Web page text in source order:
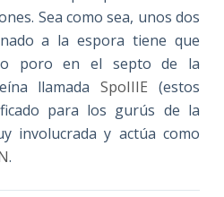
Sea como sea, unos dos
a la espora tiene que
poro en el septo de la
llamadaSpoIIIE (estos
para los gurús de la
involucrada y actúa como
.